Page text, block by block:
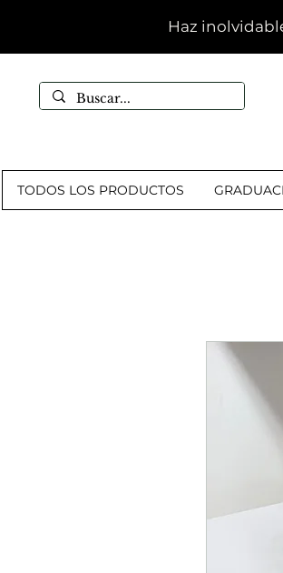
Haz
TODOS LOS PRODUCTOS